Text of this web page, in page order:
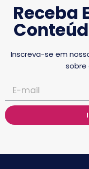
Receba
Inscreva-se em
sobre